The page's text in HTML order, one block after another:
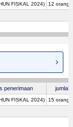
FISKAL 2024) 12 orang
penerimaan jumlah
FISKAL 2024) 15 orang